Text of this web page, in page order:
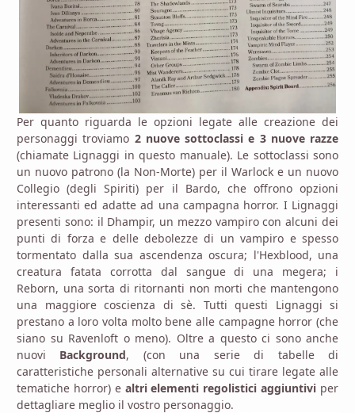
Per quanto riguarda le opzioni legate alle creazione dei
personaggi troviamo 2 nuove sottoclassi e 3 nuove razze
(chiamate Lignaggi in questo manuale). Le sottoclassi sono
un nuovo patrono (la Non-Morte) per il Warlock e un nuovo
Collegio (degli Spiriti) per il Bardo, che offrono opzioni
interessanti ed adatte ad una campagna horror. I Lignaggi
presenti sono: il Dhampir, un mezzo vampiro con alcuni dei
punti di forza e delle debolezze di un vampiro e spesso
tormentato dalla sua ascendenza oscura; l'Hexblood, una
creatura fatata corrotta dal sangue di una megera; i
Reborn, una sorta di ritornanti non morti che mantengono
una maggiore coscienza di sè. Tutti questi Lignaggi si
prestano a loro volta molto bene alle campagne horror (che
siano su Ravenloft o meno). Oltre a questo ci sono anche
nuovi Background, (con una serie di tabelle di
caratteristiche personali alternative su cui tirare legate alle
tematiche horror) e altri elementi regolistici aggiuntivi per
dettagliare meglio il vostro personaggio.